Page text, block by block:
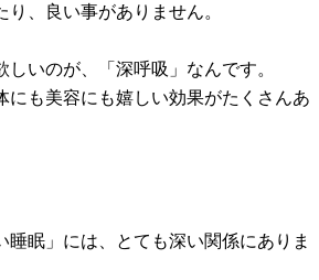
、良い事がありません。
いのが、「深呼吸」なんです。
にも美容にも嬉しい効果がたくさんあ
睡眠」には、とても深い関係にありま